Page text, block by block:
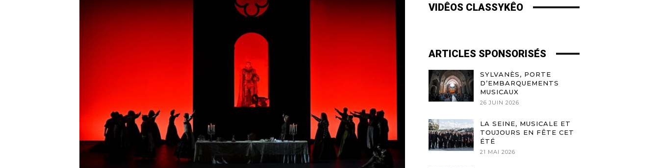
VIDÊOS CLASSYKÊO
ARTICLES SPONSORISÉS
SYLVANÈS, PORTE
D’EMBARQUEMENTS
MUSICAUX
26 JUIN 2026
LA SEINE, MUSICALE ET
TOUJOURS EN FÊTE CET
ÉTÉ
21 MAI 2026